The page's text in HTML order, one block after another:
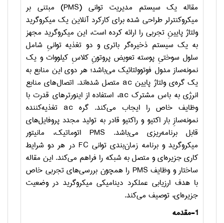
مقاله یک سیستم مدیریت توانی (PMS) مبتنی بر
میکروکنترلر طراحی شده برای کارکرد آنلاین یک میکروگرید
ولتاژ پایینِ تجربی را ارائه کرده است، این میکروگرید مجهز
به یک سیستم ذخیره‌گر باتری و دو تغذیه توانیِ شامل
سلول سوختیِ پوسته تعویض پروتونِ کلاسِ کیلووات و یک
نمونه‌ساز مدول فوتوولتائیک می‌باشد؛ هر دوی این منابع به
یک گره‌ی ولتاژ پایین ac متصل شده‌اند. اتصال‌های منابع
انرژی به باس مشترکac، استفاده از اینورترهای قدرت با
وظایف خاص را ایجاب می‌کند. گره ac تغذیه‌کننده
نمونه‌سازِ بار اکتیو و راکتیو قادر به تولید مجدد پروفایل‌های
قابل برنامه‌ریزی می‌باشد. PMS اتوماتیک، مانیتور
میکروگرید و برنامه زمان‌بندی توانی FC در هر دو شرایط
کاری جزیره‌ای و متصل به شبکه را فراهم می‌کند. این مقاله
ساختار و وظایف PMS را همچون بررسی‌های تجربی خاص
با هدف ارزیابی عملکرد دینامیکی میکروگرید در وضعیت
جزیره‌ای، توصیف می‌کند.
1-مقدمه